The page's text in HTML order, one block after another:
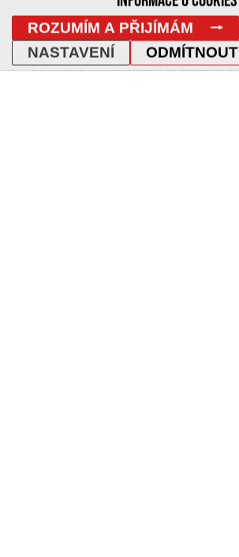
ROZUMÍM A PŘIJÍMÁM
ODMÍTNOUT
NASTAVENÍ